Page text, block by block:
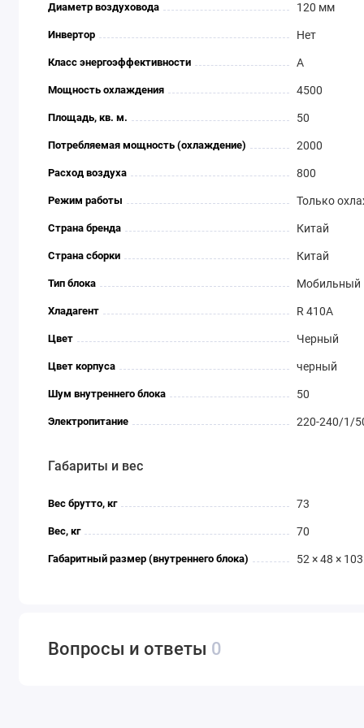
Диаметр воздуховода 120 мм
Инвертор Нет
Класс энергоэффективности A
Мощность охлаждения 4500
Площадь, кв. м. 50
Потребляемая мощность (охлаждение) 2000
Расход воздуха 800
Режим работы Только
Страна бренда Китай
Страна сборки Китай
Тип блока Мобильный
Хладагент R 410A
Цвет Черный
Цвет корпуса черный
Шум внутреннего блока 50
Электропитание 220-240/1/
Габариты и вес
Вес брутто, кг 73
Вес, кг 70
Габаритный размер (внутреннего блока) 52 × 48 ×
Вопросы и ответы 0